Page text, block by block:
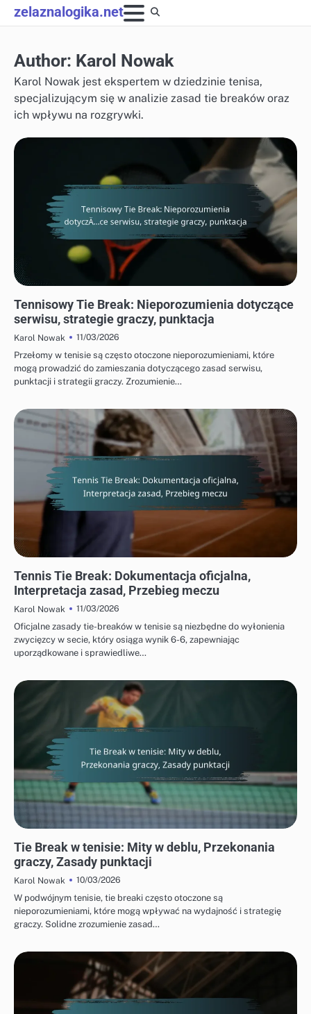
Skip
to
zelaznalogika.net
Author: Karol Nowak
Karol Nowak jest ekspertem w dziedzinie tenisa,
specjalizującym się w analizie zasad tie breaków oraz
ich wpływu na rozgrywki.
Tennisowy Tie Break: Nieporozumienia dotyczące
serwisu, strategie graczy, punktacja
Karol Nowak
11/03/2026
Przełomy w tenisie są często otoczone nieporozumieniami, które
mogą prowadzić do zamieszania dotyczącego zasad serwisu,
punktacji i strategii graczy. Zrozumienie…
Tennis Tie Break: Dokumentacja oficjalna,
Interpretacja zasad, Przebieg meczu
Karol Nowak
11/03/2026
Oficjalne zasady tie-breaków w tenisie są niezbędne do wyłonienia
zwycięzcy w secie, który osiąga wynik 6-6, zapewniając
uporządkowane i sprawiedliwe…
Tie Break w tenisie: Mity w deblu, Przekonania
graczy, Zasady punktacji
Karol Nowak
10/03/2026
W podwójnym tenisie, tie breaki często otoczone są
nieporozumieniami, które mogą wpływać na wydajność i strategię
graczy. Solidne zrozumienie zasad…